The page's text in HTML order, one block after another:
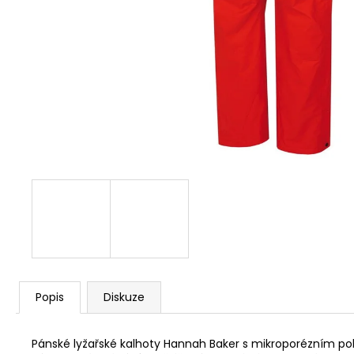
Popis Diskuze
Pánské lyžařské kalhoty Hannah Baker s mikroporézním